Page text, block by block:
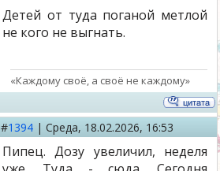
Детей от туда поганой метлой
не кого не выгнать.
«Каждому своё, а своё не каждому»
#1394 | Среда, 18.02.2026, 16:53
Пипец. Дозу увеличил, неделя